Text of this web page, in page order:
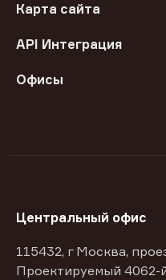
Карта сайта
API Интеграция
Офисы
Центральный офис
115432, г Москва,
Проектируемый 4062-